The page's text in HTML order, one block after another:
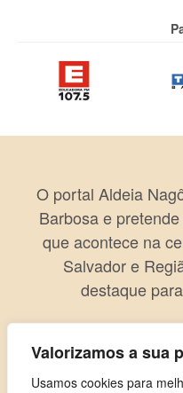
Valorizamos a sua
Usamos cookies para
O portal Aldeia
Barbosa e
que acontece na
Salvador e
destaque